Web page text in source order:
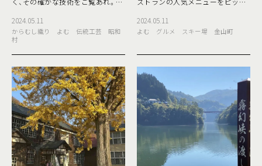
ぐ中、昭和村では今年も『からむし
引き』が始まりました！『からむし
引き』とは、昭和
2024.05.11
からむし織り よむ 伝統工芸
昭和
村
地域にある「フェアリーランドか
ねやまスキー場」は、上質なパウダ
2024.05.11
よむ グルメ スキー場 金山町